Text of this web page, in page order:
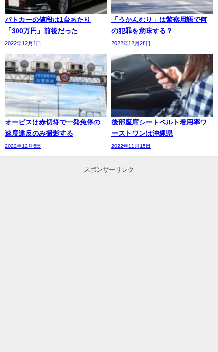
パトカーの値段は1台あたり
「300万円」前後だった
2022年12月1日
「うかんむり」は警察用語で何
の犯罪を意味する？
2022年12月28日
オービスは赤切符で一発免停の
速度違反のみ撮影する
2022年12月6日
後部座席シートベルト着用率ワ
ーストワンは沖縄県
2022年11月15日
スポンサーリンク